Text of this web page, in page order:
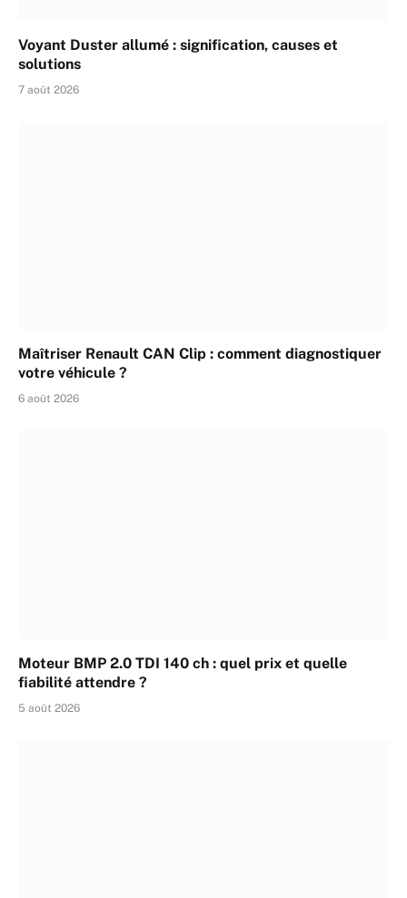
Voyant Duster allumé : signification, causes et
solutions
7 août 2026
Maîtriser Renault CAN Clip : comment diagnostiquer
votre véhicule ?
6 août 2026
Moteur BMP 2.0 TDI 140 ch : quel prix et quelle
fiabilité attendre ?
5 août 2026